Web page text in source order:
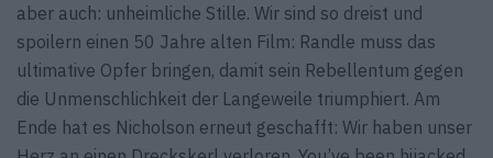
aber auch: unheimliche Stille. Wir sind so dreist und
spoilern einen 50 Jahre alten Film: Randle muss das
ultimative Opfer bringen, damit sein Rebellentum gegen
die Unmenschlichkeit der Langeweile triumphiert. Am
Ende hat es Nicholson erneut geschafft: Wir haben unser